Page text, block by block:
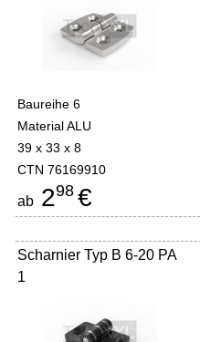
Baureihe 6
Material ALU
39 x 33 x 8
CTN 76169910
ab 298 €
Scharnier Typ B 6-20 PA
1